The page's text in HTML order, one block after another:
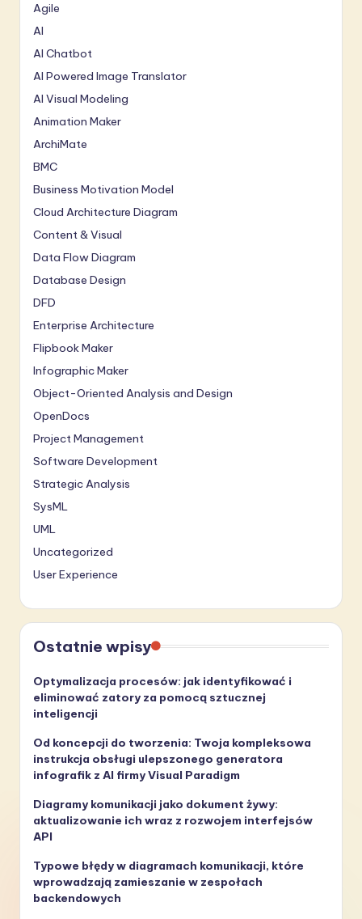
Agile
AI
AI Chatbot
AI Powered Image Translator
AI Visual Modeling
Animation Maker
ArchiMate
BMC
Business Motivation Model
Cloud Architecture Diagram
Content & Visual
Data Flow Diagram
Database Design
DFD
Enterprise Architecture
Flipbook Maker
Infographic Maker
Object-Oriented Analysis and Design
OpenDocs
Project Management
Software Development
Strategic Analysis
SysML
UML
Uncategorized
User Experience
Ostatnie wpisy
Optymalizacja procesów: jak identyfikować i
eliminować zatory za pomocą sztucznej
inteligencji
Od koncepcji do tworzenia: Twoja kompleksowa
instrukcja obsługi ulepszonego generatora
infografik z AI firmy Visual Paradigm
Diagramy komunikacji jako dokument żywy:
aktualizowanie ich wraz z rozwojem interfejsów
API
Typowe błędy w diagramach komunikacji, które
wprowadzają zamieszanie w zespołach
backendowych